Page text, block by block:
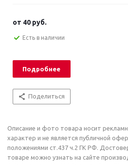
от 40 руб.
Есть в наличии
Подробнее
Поделиться
Описание и фото товара носит
характер и не является публичной
положениями ст.437 ч.2 ГК РФ.
товаре можно узнать на сайте